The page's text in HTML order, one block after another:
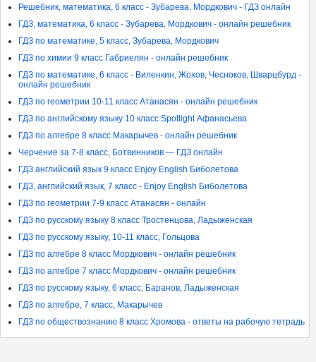
Решебник, математика, 6 класс - Зубарева, Мордкович - ГДЗ онлайн
ГДЗ, математика, 6 класс - Зубарева, Мордкович - онлайн решебник
ГДЗ по математике, 5 класс, Зубарева, Мордкович
ГДЗ по химии 9 класс Габриелян - онлайн решебник
ГДЗ по математике, 6 класс - Виленкин, Жохов, Чесноков, Шварцбурд -
онлайн решебник
ГДЗ по геометрии 10-11 класс Атанасян - онлайн решебник
ГДЗ по английскому языку 10 класс Spotlight Афанасьева
ГДЗ по алгебре 8 класс Макарычев - онлайн решебник
Черчение за 7-8 класс, Ботвинников — ГДЗ онлайн
ГДЗ английский язык 9 класс Enjoy English Биболетова
ГДЗ, английский язык, 7 класс - Enjoy English Биболетова
ГДЗ по геометрии 7-9 класс Атанасян - онлайн
ГДЗ по русскому языку 8 класс Тростенцова, Ладыженская
ГДЗ по русскому языку, 10-11 класс, Гольцова
ГДЗ по алгебре 8 класс Мордкович - онлайн решебник
ГДЗ по алгебре 7 класс Мордкович - онлайн решебник
ГДЗ по русскому языку, 6 класс, Баранов, Ладыженская
ГДЗ по алгебре, 7 класс, Макарычев
ГДЗ по обществознанию 8 класс Хромова - ответы на рабочую тетрадь